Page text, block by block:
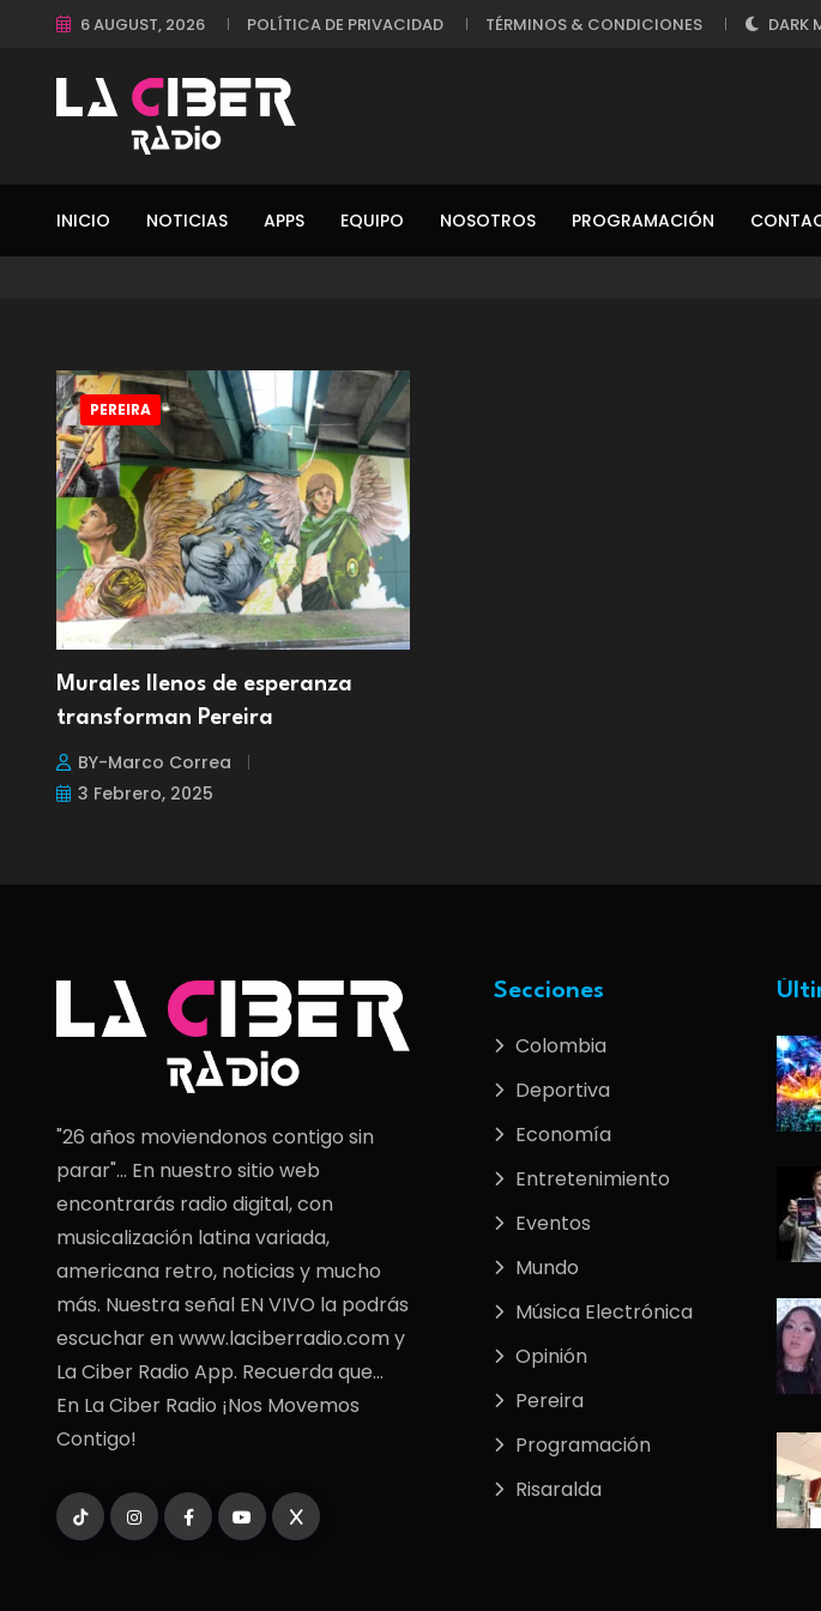
6 AUGUST, 2026 POLÍTICA DE PRIVACIDAD TÉRMINOS & CONDICIONES DARK
INICIO NOTICIAS APPS EQUIPO NOSOTROS PROGRAMACIÓN
PEREIRA
Murales llenos de esperanza
transforman Pereira
BY-Marco Correa
3 Febrero, 2025
"26 años moviendonos contigo sin
parar"... En nuestro sitio web
encontrarás radio digital, con
musicalización latina variada,
americana retro, noticias y mucho
más. Nuestra señal EN VIVO la podrás
escuchar en www.laciberradio.com y
La Ciber Radio App. Recuerda que...
En La Ciber Radio ¡Nos Movemos
Contigo!
Secciones
Colombia
Deportiva
Economía
Entretenimiento
Eventos
Mundo
Música Electrónica
Opinión
Pereira
Programación
Risaralda